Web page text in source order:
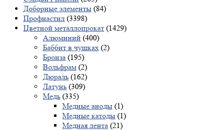
Доборные элементы (84)
Профнастил (3398)
Цветной металлопрокат (1429)
Алюминий (400)
Баббит в чушках (2)
Бронза (195)
Вольфрам (2)
Дюраль (162)
Латунь (309)
Медь (335)
Медные аноды (1)
Медные катоды (1)
Медная лента (21)